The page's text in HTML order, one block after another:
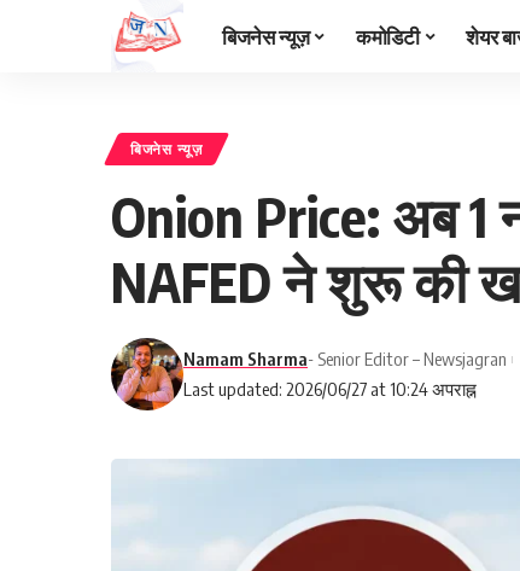
बिजनेस न्यूज़ कमोडिटी शेयर
बिजनेस न्यूज़
Onion Price: अब 1
NAFED ने शुरू की
Last updated: 2026/06/27 at 10:24 अपराह्न
Namam Sharma- Senior Editor – Newsjagran